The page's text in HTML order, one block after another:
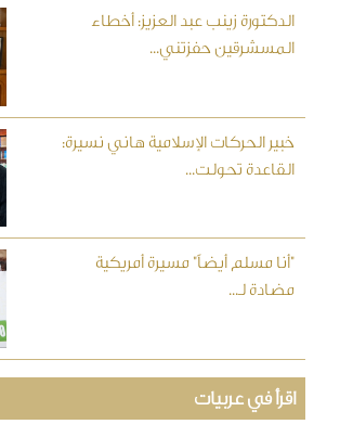
الدكتورة زينب عبد العزيز: أخطاء
المسشرقين حفزتني...
خبير الحركات الإسلامية هاني نسيرة:
القاعدة تحولت...
"أنا مسلم أيضاً" مسيرة أمريكية
مضادة لـ...
اقرأ في عربيات